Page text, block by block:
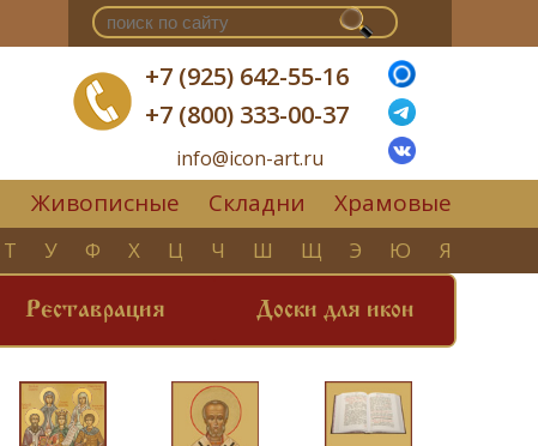
+7 (925) 642-55-16
+7 (800) 333-00-37
info@icon-art.ru
Живописные Складни Храмовые
Т У Ф Х Ц Ч Ш Щ Э Ю Я
Реставрация Доски для икон